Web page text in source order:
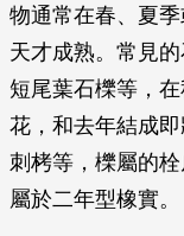
物通常在春、夏
天才成熟。常見
短尾葉石櫟等，
花，和去年結成
刺栲等，櫟屬的
屬於二年型橡實。